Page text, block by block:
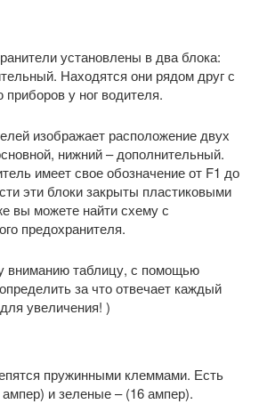
установлены в два блока:
Находятся они рядом друг с
у ног водителя.
изображает расположение двух
нижний – дополнительный.
имеет свое обозначение от F1 до
эти блоки закрыты пластиковыми
вы можете найти схему с
предохранителя.
вниманию таблицу, с помощью
за что отвечает каждый
увеличения! )
пружинными клеммами. Есть
и зеленые – (16 ампер).